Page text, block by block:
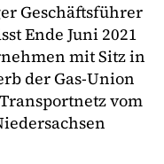
Geschäftsführer
Ende Juni 2021
mit Sitz in
der Gas-Union
vom